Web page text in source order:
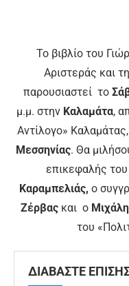
Το βιβλίο του
Αριστεράς και
παρουσιαστεί τo
μ.μ. στην Καλαμάτα,
Αντίλογο»
Μεσσηνίας. Θα
επικεφαλής
Καραμπελιάς, ο
Ζέρβαςκαι ο
του
ΔΙΑΒΑΣΤΕ